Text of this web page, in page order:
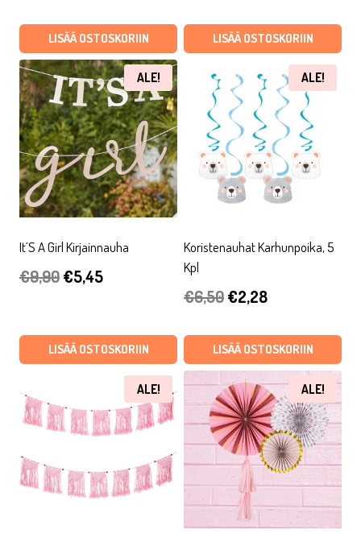
oli:
€6,95.
on:
€3,13.
LISÄÄ OSTOSKORIIN
oli:
on:
€2,72.
LISÄÄ OSTOSKORIIN
ALE!
It´s A Girl Kirjainnauha
€9,90Alkuperäinen
€9,90.
€5,45Nykyinen
€5,45.
LISÄÄ OSTOSKORIIN
ALE!
Koristenauhat Karhunpoika, 5
Kpl
€6,50Alkuperäinen
oli:
€6,50.
€2,28Nykyinen
on:
€2,28.
LISÄÄ OSTOSKORIIN
ALE! ALE!